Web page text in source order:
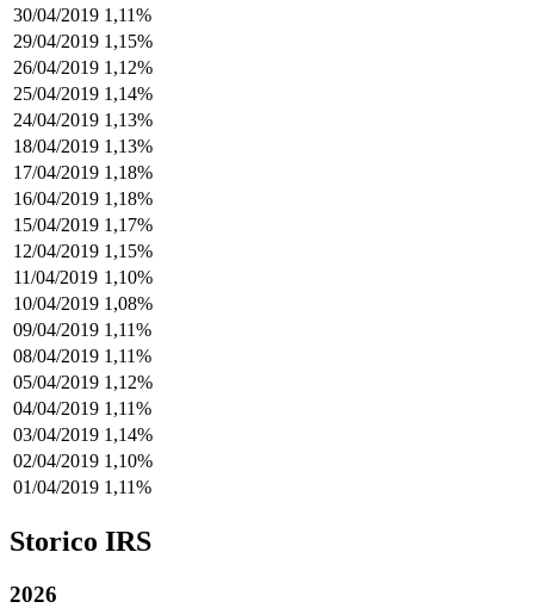
30/04/2019 1,11%
29/04/2019 1,15%
26/04/2019 1,12%
25/04/2019 1,14%
24/04/2019 1,13%
18/04/2019 1,13%
17/04/2019 1,18%
16/04/2019 1,18%
15/04/2019 1,17%
12/04/2019 1,15%
11/04/2019 1,10%
10/04/2019 1,08%
09/04/2019 1,11%
08/04/2019 1,11%
05/04/2019 1,12%
04/04/2019 1,11%
03/04/2019 1,14%
02/04/2019 1,10%
01/04/2019 1,11%
Storico IRS
2026